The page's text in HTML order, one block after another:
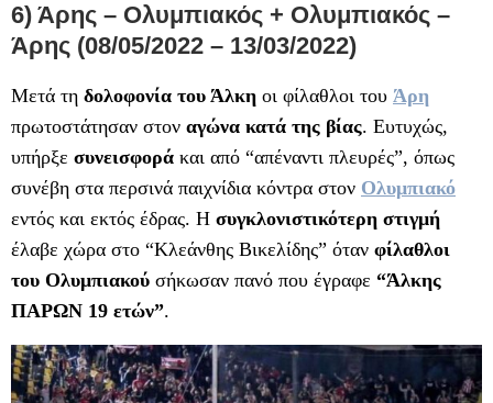
6) Άρης – Ολυμπιακός + Ολυμπιακός –
Άρης (08/05/2022 – 13/03/2022)
Μετά τη δολοφονία του Άλκη οι φίλαθλοι του Άρη
πρωτοστάτησαν στον αγώνα κατά της βίας. Ευτυχώς,
υπήρξε συνεισφορά και από “απέναντι πλευρές”, όπως
συνέβη στα περσινά παιχνίδια κόντρα στον Ολυμπιακό
εντός και εκτός έδρας. Η συγκλονιστικότερη στιγμή
έλαβε χώρα στο “Κλεάνθης Βικελίδης” όταν φίλαθλοι
του Ολυμπιακού σήκωσαν πανό που έγραφε “Άλκης
ΠΑΡΩΝ 19 ετών”.